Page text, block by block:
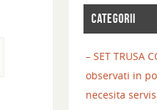
CATEGORII
– SET TRUSA
observati in
necesita